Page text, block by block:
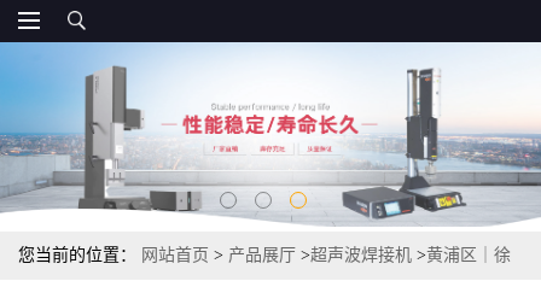
您当前的位置： 网站首页 > 产品展厅 >超声波焊接机 >黄浦区｜徐